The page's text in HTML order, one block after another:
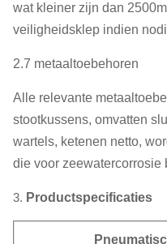
wat kleiner zijn dan
veiligheidsklep indien
2.7 metaaltoebehoren
Alle relevante
stootkussens, omvatten
wartels, ketenen netto,
die voor zeewatercorrosie
3. Productspecificaties